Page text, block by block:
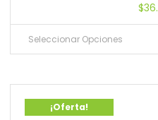
$
Seleccionar Opciones
¡Oferta!